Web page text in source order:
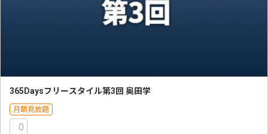
365Daysフリースタイル第3回 奥田学
月額見放題
0